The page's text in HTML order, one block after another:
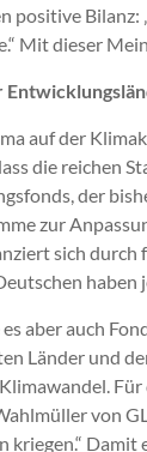
positive Bilanz:
Mit dieser
auf der
die reichen
der
zur
sich durch
aber auch
Länder und
von
kriegen.“